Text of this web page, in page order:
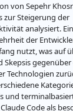
von Sepehr
zur Steigerung der
analysiert.
der
nutzt, was auf
Skepsis gegenüber
Technologien
und
Code als